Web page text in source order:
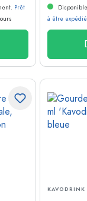
Prêt
à être expédié
KAVODRINK